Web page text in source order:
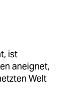
ist
aneignet,
Welt